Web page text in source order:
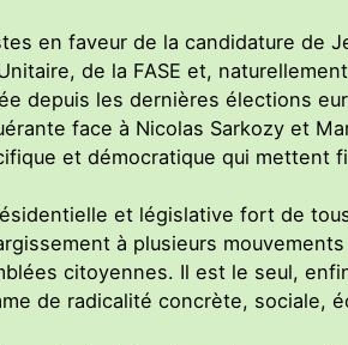
en faveur de la candidature de
de la FASE et,
depuis les dernières élections
face à Nicolas Sarkozy et
et démocratique qui mettent
et législative fort de
à plusieurs
citoyennes. Il est le seul,
de radicalité concrète, sociale,